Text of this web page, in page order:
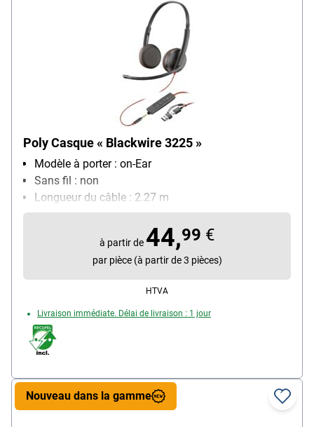
Poly Casque « Blackwire 3225 »
Modèle à porter : on-Ear
Sans fil : non
Longueur du câble : 2.27 m
Ports : USB-C, Casque Jack 3,5 mm
fonctionnalités : Réduction active du bruit, Arceau
réglable, Prise/fin d'appel, Réglage du volume,
Micro réglable, Mode silencieux
Particularités : Skype for Business / Avaya / Cisco
à partir de 44,99 €
par pièce (à partir de 3 pièces)
HTVA
Livraison immédiate. Délai de livraison : 1 jour
Nouveau dans la gamme